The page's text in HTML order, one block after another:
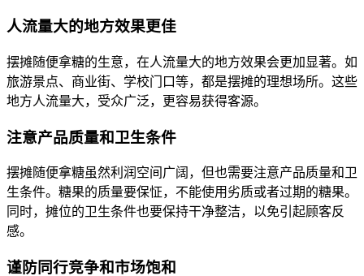
人流量大的地方效果更佳
摆摊随便拿糖的生意，在人流量大的地方效果会更加显著。如
旅游景点、商业街、学校门口等，都是摆摊的理想场所。这些
地方人流量大，受众广泛，更容易获得客源。
注意产品质量和卫生条件
摆摊随便拿糖虽然利润空间广阔，但也需要注意产品质量和卫
生条件。糖果的质量要保怔，不能使用劣质或者过期的糖果。
同时，摊位的卫生条件也要保持干净整洁，以免引起顾客反
感。
谨防同行竞争和市场饱和